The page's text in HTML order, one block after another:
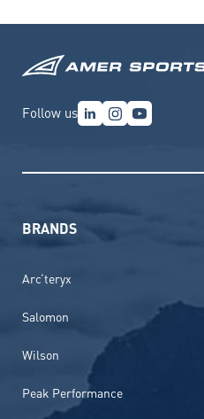
Follow us
BRANDS
Arc’teryx
Salomon
Wilson
Peak Performance